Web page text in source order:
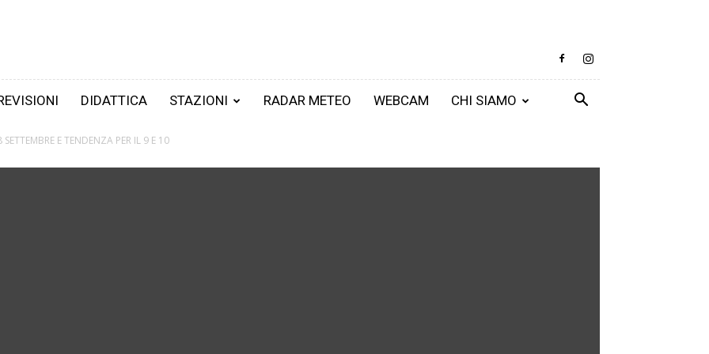
DIDATTICA STAZIONI RADAR METEO WEBCAM CHI SIAMO
SETTEMBRE E TENDENZA PER IL 9 E 10